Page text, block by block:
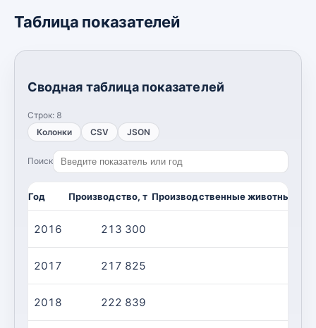
Таблица показателей
Сводная таблица показателей
Строк: 8
Колонки
CSV JSON
Поиск
Год Производство, т Производственные животные/
2016 213 300
2017 217 825
2018 222 839